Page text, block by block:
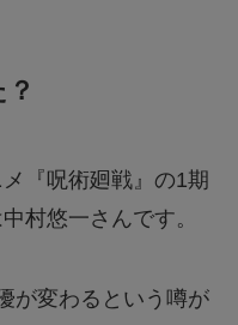
『呪術廻戦』の1期
村悠一さんです。
が変わるという噂が